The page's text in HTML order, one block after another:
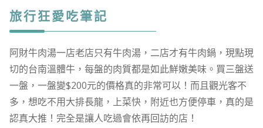
旅行狂愛吃筆記
阿財牛肉湯一店老店只有牛肉湯，二店才有牛肉鍋，現點現
切的台南溫體牛，每盤的肉質都是如此鮮嫩美味。買三盤送
一盤，一盤變$200元的價格真的非常可以！而且觀光客不
多，想吃不用大排長龍，上菜快，附近也方便停車，真的是
認真大推！完全是讓人吃過會依再回訪的店！